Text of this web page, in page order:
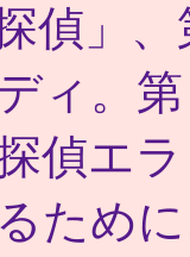
偵」、
ィ。
偵エ
ため